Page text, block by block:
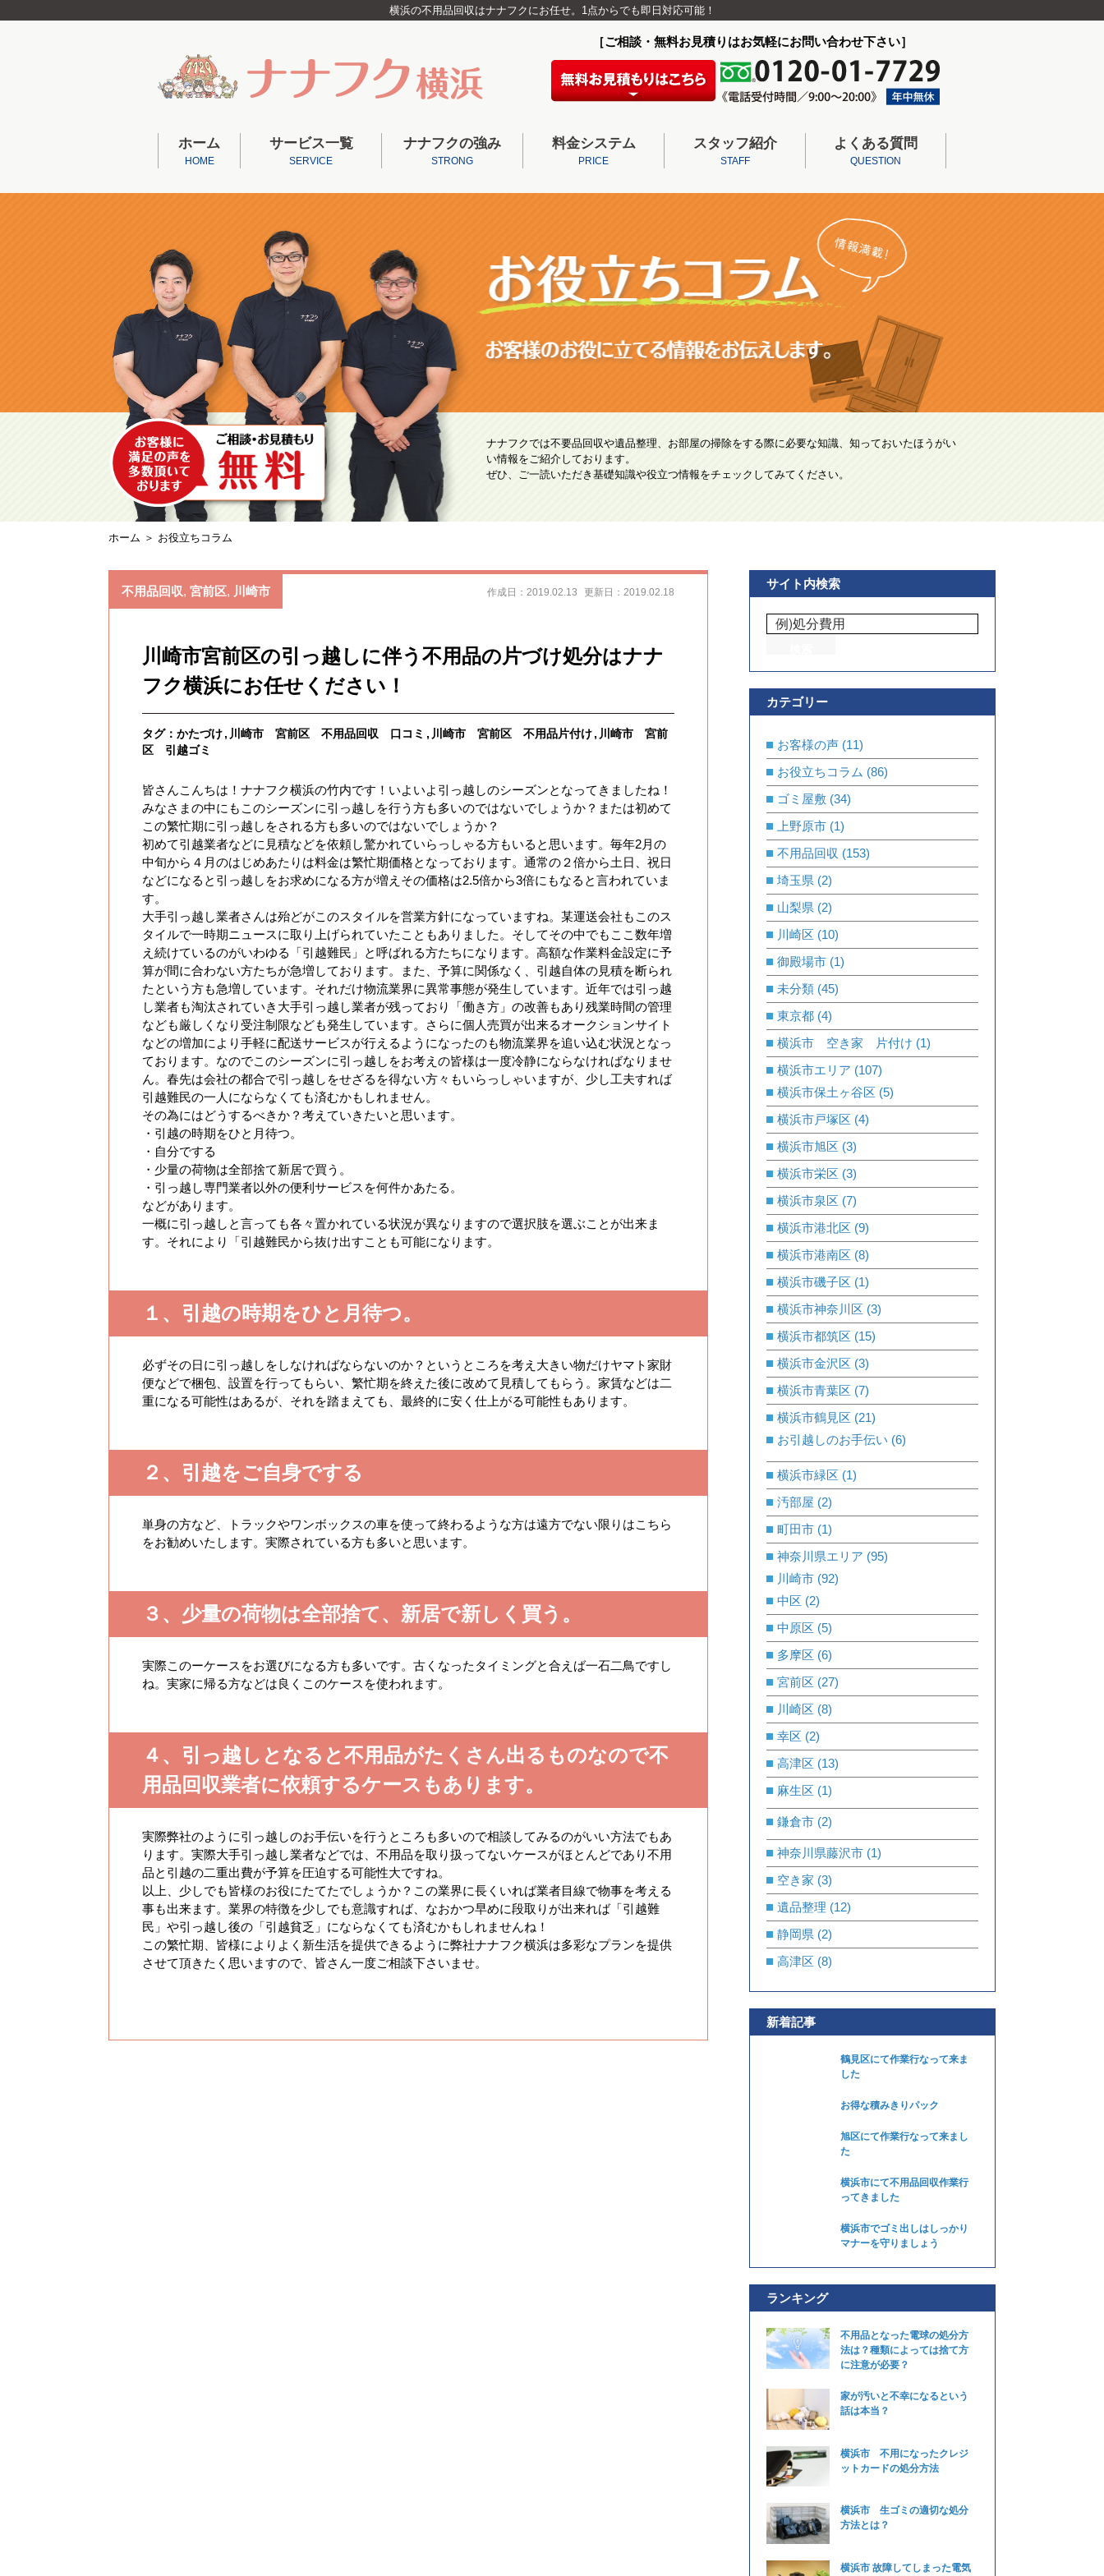
横浜の不用品回収はナナフクにお任せ。1点からでも即日対応可能！
［ご相談・無料お見積りはお気軽にお問い合わせ下さい］
ホーム
HOME
サービス一覧
SERVICE
ナナフクの強み
STRONG
料金システム
PRICE
スタッフ紹介
STAFF
よくある質問
QUESTION
ナナフクでは不要品回収や遺品整理、お部屋の掃除をする際に必要な知識、知っておいたほうがい
い情報をご紹介しております。
ぜひ、ご一読いただき基礎知識や役立つ情報をチェックしてみてください。
ホーム ＞ お役立ちコラム
不用品回収, 宮前区, 川崎市 作成日：2019.02.13 更新日：2019.02.18
川崎市宮前区の引っ越しに伴う不用品の片づけ処分はナナ
フク横浜にお任せください！
タグ： かたづけ 川崎市 宮前区 不用品回収 口コミ 川崎市 宮前区 不用品片付け
川崎市 宮前
区 引越ゴミ
皆さんこんちは！ナナフク横浜の竹内です！いよいよ引っ越しのシーズンとなってきましたね！
みなさまの中にもこのシーズンに引っ越しを行う方も多いのではないでしょうか？または初めて
この繁忙期に引っ越しをされる方も多いのではないでしょうか？
初めて引越業者などに見積などを依頼し驚かれていらっしゃる方もいると思います。毎年2月の
中旬から４月のはじめあたりは料金は繁忙期価格となっております。通常の２倍から土日、祝日
などになると引っ越しをお求めになる方が増えその価格は2.5倍から3倍にもなると言われていま
す。
大手引っ越し業者さんは殆どがこのスタイルを営業方針になっていますね。某運送会社もこのス
タイルで一時期ニュースに取り上げられていたこともありました。そしてその中でもここ数年増
え続けているのがいわゆる「引越難民」と呼ばれる方たちになります。高額な作業料金設定に予
算が間に合わない方たちが急増しております。また、予算に関係なく、引越自体の見積を断られ
たという方も急増しています。それだけ物流業界に異常事態が発生しています。近年では引っ越
し業者も淘汰されていき大手引っ越し業者が残っており「働き方」の改善もあり残業時間の管理
なども厳しくなり受注制限なども発生しています。さらに個人売買が出来るオークションサイト
などの増加により手軽に配送サービスが行えるようになったのも物流業界を追い込む状況となっ
ております。なのでこのシーズンに引っ越しをお考えの皆様は一度冷静にならなければなりませ
ん。春先は会社の都合で引っ越しをせざるを得ない方々もいらっしゃいますが、少し工夫すれば
引越難民の一人にならなくても済むかもしれません。
その為にはどうするべきか？考えていきたいと思います。
・引越の時期をひと月待つ。
・自分でする
・少量の荷物は全部捨て新居で買う。
・引っ越し専門業者以外の便利サービスを何件かあたる。
などがあります。
一概に引っ越しと言っても各々置かれている状況が異なりますので選択肢を選ぶことが出来ま
す。それにより「引越難民から抜け出すことも可能になります。
１、引越の時期をひと月待つ。
必ずその日に引っ越しをしなければならないのか？というところを考え大きい物だけヤマト家財
便などで梱包、設置を行ってもらい、繁忙期を終えた後に改めて見積してもらう。家賃などは二
重になる可能性はあるが、それを踏まえても、最終的に安く仕上がる可能性もあります。
２、引越をご自身でする
単身の方など、トラックやワンボックスの車を使って終わるような方は遠方でない限りはこちら
をお勧めいたします。実際されている方も多いと思います。
３、少量の荷物は全部捨て、新居で新しく買う。
実際このーケースをお選びになる方も多いです。古くなったタイミングと合えば一石二鳥ですし
ね。実家に帰る方などは良くこのケースを使われます。
４、引っ越しとなると不用品がたくさん出るものなので不
用品回収業者に依頼するケースもあります。
実際弊社のように引っ越しのお手伝いを行うところも多いので相談してみるのがいい方法でもあ
ります。実際大手引っ越し業者などでは、不用品を取り扱ってないケースがほとんどであり不用
品と引越の二重出費が予算を圧迫する可能性大ですね。
以上、少しでも皆様のお役にたてたでしょうか？この業界に長くいれば業者目線で物事を考える
事も出来ます。業界の特徴を少しでも意識すれば、なおかつ早めに段取りが出来れば「引越難
民」や引っ越し後の「引越貧乏」にならなくても済むかもしれませんね！
この繁忙期、皆様によりよく新生活を提供できるように弊社ナナフク横浜は多彩なプランを提供
させて頂きたく思いますので、皆さん一度ご相談下さいませ。
サイト内検索
カテゴリー
お客様の声 (11)
お役立ちコラム (86)
ゴミ屋敷 (34)
上野原市 (1)
不用品回収 (153)
埼玉県 (2)
山梨県 (2)
川崎区 (10)
御殿場市 (1)
未分類 (45)
東京都 (4)
横浜市 空き家 片付け (1)
横浜市エリア (107)
横浜市保土ヶ谷区 (5)
横浜市戸塚区 (4)
横浜市旭区 (3)
横浜市栄区 (3)
横浜市泉区 (7)
横浜市港北区 (9)
横浜市港南区 (8)
横浜市磯子区 (1)
横浜市神奈川区 (3)
横浜市都筑区 (15)
横浜市金沢区 (3)
横浜市青葉区 (7)
横浜市鶴見区 (21)
お引越しのお手伝い (6)
横浜市緑区 (1)
汚部屋 (2)
町田市 (1)
神奈川県エリア (95)
川崎市 (92)
中区 (2)
中原区 (5)
多摩区 (6)
宮前区 (27)
川崎区 (8)
幸区 (2)
高津区 (13)
麻生区 (1)
鎌倉市 (2)
神奈川県藤沢市 (1)
空き家 (3)
遺品整理 (12)
静岡県 (2)
高津区 (8)
新着記事
鶴見区にて作業行なって来ま
した
お得な積みきりパック
旭区にて作業行なって来まし
た
横浜市にて不用品回収作業行
ってきました
横浜市でゴミ出しはしっかり
マナーを守りましょう
ランキング
不用品となった電球の処分方
法は？種類によっては捨て方
に注意が必要？
家が汚いと不幸になるという
話は本当？
横浜市 不用になったクレジ
ットカードの処分方法
横浜市 生ゴミの適切な処分
方法とは？
横浜市 故障してしまった電気